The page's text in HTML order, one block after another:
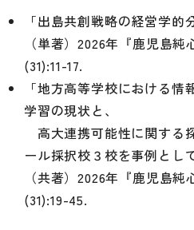
「出島共創戦略の経営学的
（単著）2026年『鹿児島
(31):11-17.
「地方高等学校における
学習の現状と、
高大連携可能性に関する
ール採択校３校を事例として
（共著）2026年『鹿児島
(31):19-45.